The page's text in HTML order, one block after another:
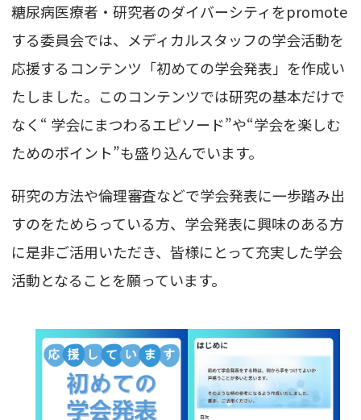
糖尿病医療者・研究者のダイバーシティをpromote
する委員会では、メディカルスタッフの学会活動を
応援するコンテンツ「初めての学会発表」を作成い
たしました。このコンテンツでは研究の基本だけで
なく“ 学会にまつわるエピソード”や“学会を楽しむ
ためのポイント”も盛り込んでいます。
研究の方法や倫理審査などで学会発表に一歩踏み出
すのをためらっている方、学会発表に興味のある方
に是非ご活用いただき、皆様にとって充実した学会
活動となることを願っています。